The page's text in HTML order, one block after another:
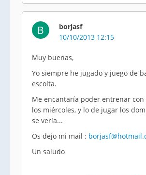
B
borjasf
10/10/2013 12:15
Muy buenas,
Yo siempre he jugado y juego de
escolta.
Me encantaría poder entrenar con
los miércoles, y lo de jugar los
se vería...
Os dejo mi mail :
Un saludo